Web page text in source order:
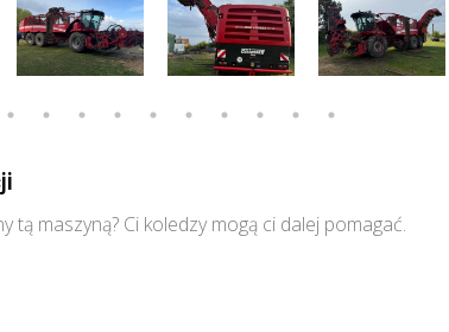
tą maszyną? Ci koledzy mogą ci dalej pomagać.